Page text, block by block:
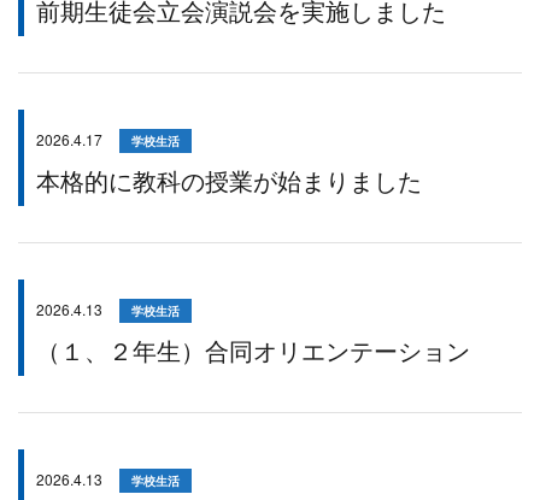
前期生徒会立会演説会を実施しました
2026.4.17 学校生活
本格的に教科の授業が始まりました
2026.4.13 学校生活
（１、２年生）合同オリエンテーション
2026.4.13 学校生活